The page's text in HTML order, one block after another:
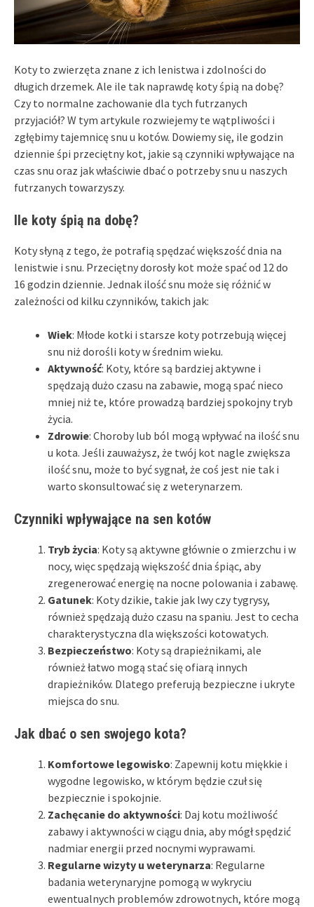
Koty to zwierzęta znane z ich lenistwa i zdolności do
długich drzemek. Ale ile tak naprawdę koty śpią na dobę?
Czy to normalne zachowanie dla tych futrzanych
przyjaciół? W tym artykule rozwiejemy te wątpliwości i
zgłębimy tajemnicę snu u kotów. Dowiemy się, ile godzin
dziennie śpi przeciętny kot, jakie są czynniki wpływające na
czas snu oraz jak właściwie dbać o potrzeby snu u naszych
futrzanych towarzyszy.
Ile koty śpią na dobę?
Koty słyną z tego, że potrafią spędzać większość dnia na
lenistwie i snu. Przeciętny dorosły kot może spać od 12 do
16 godzin dziennie. Jednak ilość snu może się różnić w
zależności od kilku czynników, takich jak:
Wiek: Młode kotki i starsze koty potrzebują więcej
snu niż dorośli koty w średnim wieku.
Aktywność: Koty, które są bardziej aktywne i
spędzają dużo czasu na zabawie, mogą spać nieco
mniej niż te, które prowadzą bardziej spokojny tryb
życia.
Zdrowie: Choroby lub ból mogą wpływać na ilość snu
u kota. Jeśli zauważysz, że twój kot nagle zwiększa
ilość snu, może to być sygnał, że coś jest nie tak i
warto skonsultować się z weterynarzem.
Czynniki wpływające na sen kotów
Tryb życia: Koty są aktywne głównie o zmierzchu i w
nocy, więc spędzają większość dnia śpiąc, aby
zregenerować energię na nocne polowania i zabawę.
Gatunek: Koty dzikie, takie jak lwy czy tygrysy,
również spędzają dużo czasu na spaniu. Jest to cecha
charakterystyczna dla większości kotowatych.
Bezpieczeństwo: Koty są drapieżnikami, ale
również łatwo mogą stać się ofiarą innych
drapieżników. Dlatego preferują bezpieczne i ukryte
miejsca do snu.
Jak dbać o sen swojego kota?
Komfortowe legowisko: Zapewnij kotu miękkie i
wygodne legowisko, w którym będzie czuł się
bezpiecznie i spokojnie.
Zachęcanie do aktywności: Daj kotu możliwość
zabawy i aktywności w ciągu dnia, aby mógł spędzić
nadmiar energii przed nocnymi wyprawami.
Regularne wizyty u weterynarza: Regularne
badania weterynaryjne pomogą w wykryciu
ewentualnych problemów zdrowotnych, które mogą